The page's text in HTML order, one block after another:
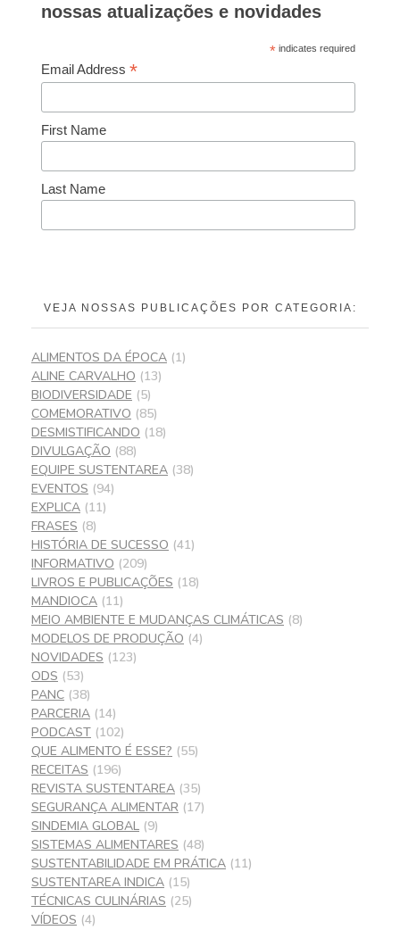
nossas atualizações e novidades
* indicates required
Email Address*
First Name
Last Name
VEJA NOSSAS PUBLICAÇÕES POR CATEGORIA:
ALIMENTOS DA ÉPOCA (1)
ALINE CARVALHO (13)
BIODIVERSIDADE (5)
COMEMORATIVO (85)
DESMISTIFICANDO (18)
DIVULGAÇÃO (88)
EQUIPE SUSTENTAREA (38)
EVENTOS (94)
EXPLICA (11)
FRASES (8)
HISTÓRIA DE SUCESSO (41)
INFORMATIVO (209)
LIVROS E PUBLICAÇÕES (18)
MANDIOCA (11)
MEIO AMBIENTE E MUDANÇAS CLIMÁTICAS (8)
MODELOS DE PRODUÇÃO (4)
NOVIDADES (123)
ODS (53)
PANC (38)
PARCERIA (14)
PODCAST (102)
QUE ALIMENTO É ESSE? (55)
RECEITAS (196)
REVISTA SUSTENTAREA (35)
SEGURANÇA ALIMENTAR (17)
SINDEMIA GLOBAL (9)
SISTEMAS ALIMENTARES (48)
SUSTENTABILIDADE EM PRÁTICA (11)
SUSTENTAREA INDICA (15)
TÉCNICAS CULINÁRIAS (25)
VÍDEOS (4)